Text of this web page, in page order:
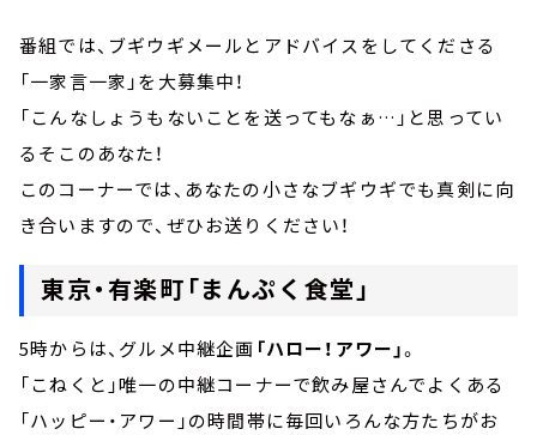
番組では、ブギウギメールとアドバイスをしてくださる
「一家言一家」を大募集中！
「こんなしょうもないことを送ってもなぁ…」と思ってい
るそこのあなた！
このコーナーでは、あなたの小さなブギウギでも真剣に向
き合いますので、ぜひお送りください！
東京・有楽町「まんぷく食堂」
5時からは、グルメ中継企画 「ハロー！アワー」。
「こねくと」唯一の中継コーナーで飲み屋さんでよくある
「ハッピー・アワー」の時間帯に毎回いろんな方たちがお